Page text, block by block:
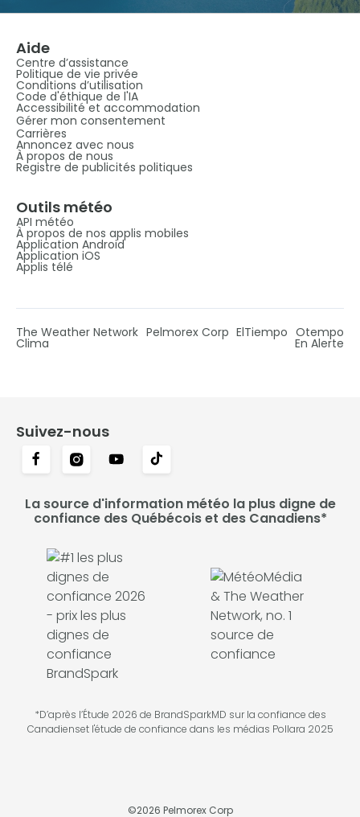
Aide
Centre d’assistance
Politique de vie privée
Conditions d’utilisation
Code d'éthique de l'IA
Accessibilité et accommodation
Gérer mon consentement
Carrières
Annoncez avec nous
À propos de nous
Registre de publicités politiques
Outils météo
API météo
À propos de nos applis mobiles
Application Android
Application iOS
Applis télé
The Weather Network Pelmorex Corp ElTiempo Otempo
Clima En Alerte
Suivez-nous
La source d'information météo la plus digne de
confiance des Québécois et des Canadiens*
*D’après l’Étude 2026 de BrandSparkMD sur la confiance des
Canadienset l'étude de confiance dans les médias Pollara 2025
©2026 Pelmorex Corp